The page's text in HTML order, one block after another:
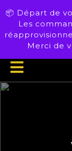
📦 Départ de
Les
Merci de
to
content
Open